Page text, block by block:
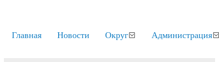
Главная Новости Округ Администрация